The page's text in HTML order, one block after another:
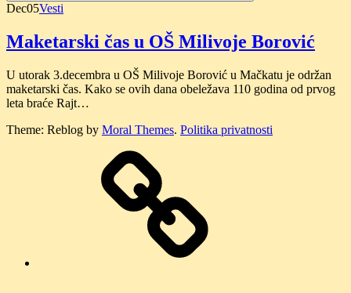
Dec05Vesti
Maketarski čas u OŠ Milivoje Borović
U utorak 3.decembra u OŠ Milivoje Borović u Mačkatu je održan
maketarski čas. Kako se ovih dana obeležava 110 godina od prvog
leta braće Rajt…
Theme: Reblog by Moral Themes. Politika privatnosti